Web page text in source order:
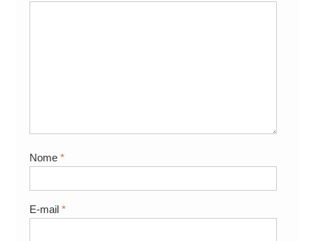
Nome *
E-mail *